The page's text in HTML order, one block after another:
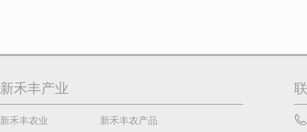
新禾丰产业
新禾丰农业 新禾丰农产品